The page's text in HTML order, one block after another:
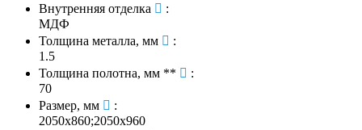
Внутренняя отделка
:
МДФ
Толщина металла, мм
:
1.5
Толщина полотна, мм **
:
70
Размер, мм
:
2050х860;2050х960